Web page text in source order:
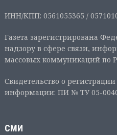
ИНН/КПП: 0561055365 /
Газета зарегистрирована
надзору в сфере связи,
массовых коммуникаций по
Свидетельство о
информации: ПИ № ТУ 05-
СМИ